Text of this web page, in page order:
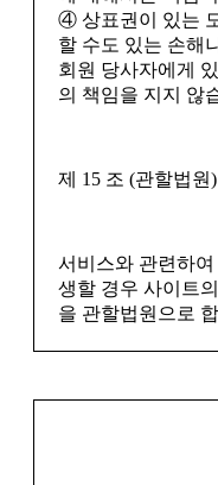
④ 상표권이 있는
할 수도 있는 손해
회원 당사자에게
의 책임을 지지 않
제 15 조 (관할법원)
서비스와 관련하
생할 경우 사이트
을 관할법원으로